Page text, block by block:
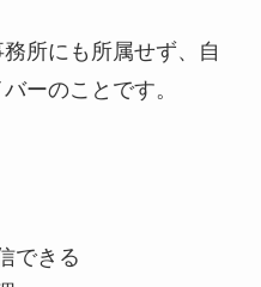
所にも所属せず、自
ーのことです。
できる